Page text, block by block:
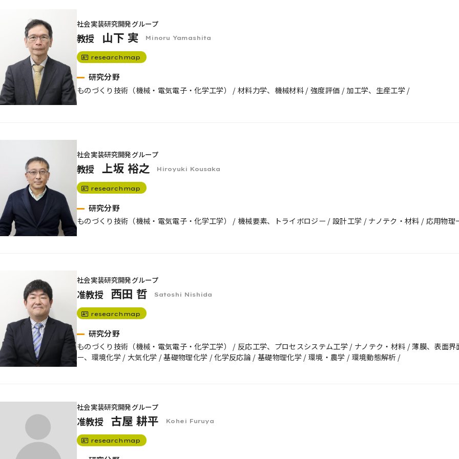
社会実装研究開発グループ
教授 山下 実 Minoru Yamashita
researchmap
研究分野
ものづくり技術（機械・電気電子・化学工学） / 材料力学、機械材料 / 強度評価 / 加工学、生産工学 /
社会実装研究開発グループ
教授 上坂 裕之 Hiroyuki Kousaka
researchmap
研究分野
ものづくり技術（機械・電気電子・化学工学） / 機械要素、トライボロジー / 設計工学 / ナノテク・材料 / 応用物
社会実装研究開発グループ
准教授 西田 哲 Satoshi Nishida
researchmap
研究分野
ものづくり技術（機械・電気電子・化学工学） / 反応工学、プロセスシステム工学 / ナノテク・材料 / 薄膜、表面
ー、環境化学 / 大気化学 / 基礎物理化学 / 化学反応論 / 基礎物理化学 / 環境・農学 / 環境動態解析 /
社会実装研究開発グループ
准教授 古屋 耕平 Kohei Furuya
researchmap